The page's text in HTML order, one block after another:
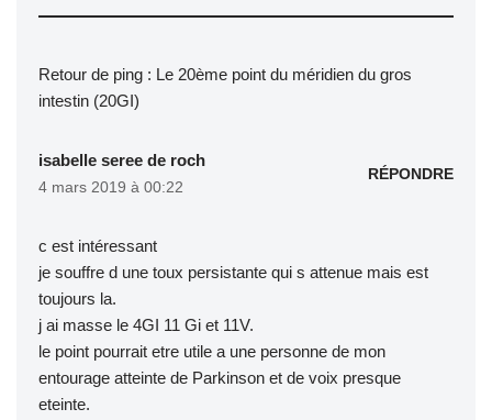
Retour de ping : Le 20ème point du méridien du gros
intestin (20GI)
isabelle seree de roch
4 mars 2019 à 00:22
RÉPONDRE
c est intéressant
je souffre d une toux persistante qui s attenue mais est
toujours la.
j ai masse le 4GI 11 Gi et 11V.
le point pourrait etre utile a une personne de mon
entourage atteinte de Parkinson et de voix presque
eteinte.